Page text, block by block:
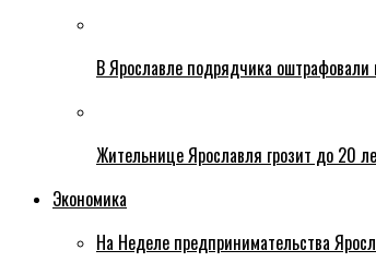
В Ярославле подрядчика оштрафовали
Жительнице Ярославля грозит до 20
Экономика
На Неделе предпринимательства